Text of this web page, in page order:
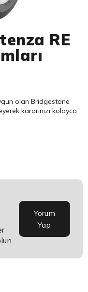
RE
olanBridgestone
kararınızı kolayca
Yorum
Yap